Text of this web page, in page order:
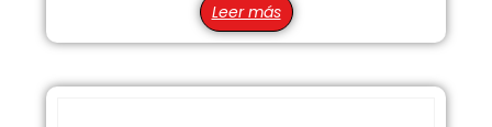
Leer más